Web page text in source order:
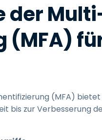
der
(MFA)
bis zur Verbesserung